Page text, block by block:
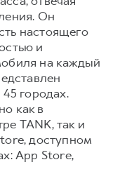
Он
настоящего
и
на каждый
городах.
как в
TANK, так и
доступном
App Store,